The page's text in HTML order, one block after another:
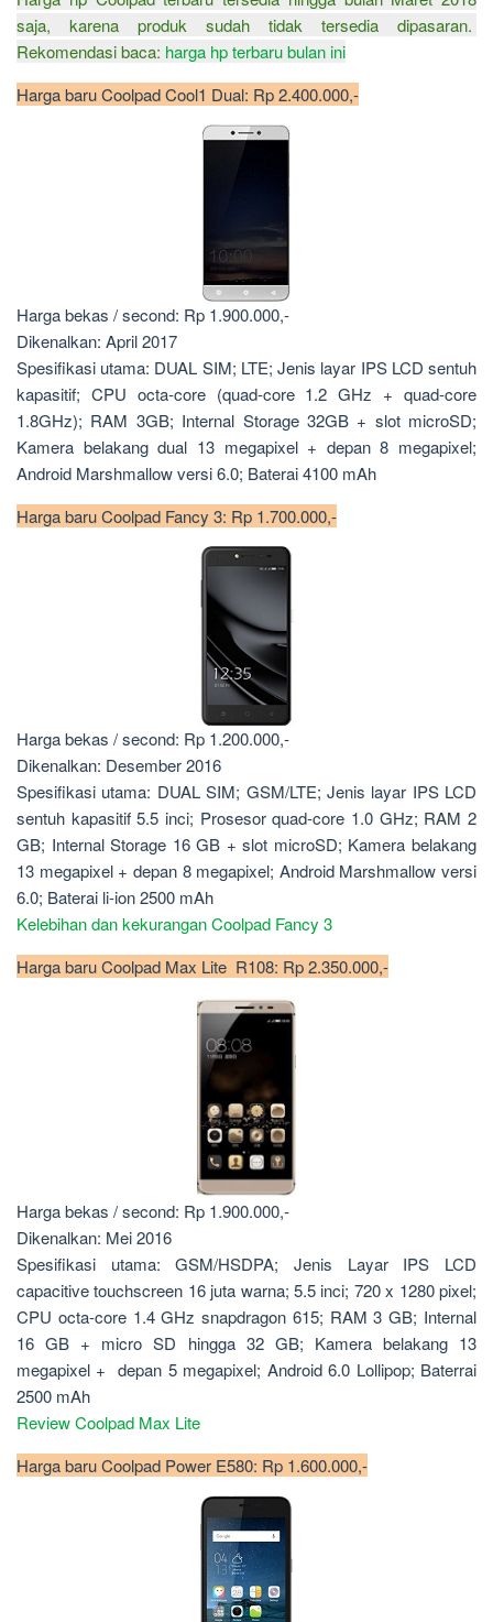
saja, karena produk sudah tidak tersedia dipasaran.
Rekomendasi baca: harga hp terbaru bulan ini
Harga baru Coolpad Cool1 Dual: Rp 2.400.000,-
Harga bekas / second: Rp 1.900.000,-
Dikenalkan: April 2017
Spesifikasi utama: DUAL SIM; LTE; Jenis layar IPS LCD sentuh
kapasitif; CPU octa-core (quad-core 1.2 GHz + quad-core
1.8GHz); RAM 3GB; Internal Storage 32GB + slot microSD;
Kamera belakang dual 13 megapixel + depan 8 megapixel;
Android Marshmallow versi 6.0; Baterai 4100 mAh
Harga baru Coolpad Fancy 3: Rp 1.700.000,-
Harga bekas / second: Rp 1.200.000,-
Dikenalkan: Desember 2016
Spesifikasi utama: DUAL SIM; GSM/LTE; Jenis layar IPS LCD
sentuh kapasitif 5.5 inci; Prosesor quad-core 1.0 GHz; RAM 2
GB; Internal Storage 16 GB + slot microSD; Kamera belakang
13 megapixel + depan 8 megapixel; Android Marshmallow versi
6.0; Baterai li-ion 2500 mAh
Kelebihan dan kekurangan Coolpad Fancy 3
Harga baru Coolpad Max Lite R108: Rp 2.350.000,-
Harga bekas / second: Rp 1.900.000,-
Dikenalkan: Mei 2016
Spesifikasi utama: GSM/HSDPA; Jenis Layar IPS LCD
capacitive touchscreen 16 juta warna; 5.5 inci; 720 x 1280 pixel;
CPU octa-core 1.4 GHz snapdragon 615; RAM 3 GB; Internal
16 GB + micro SD hingga 32 GB; Kamera belakang 13
megapixel + depan 5 megapixel; Android 6.0 Lollipop; Baterrai
2500 mAh
Review Coolpad Max Lite
Harga baru Coolpad Power E580: Rp 1.600.000,-